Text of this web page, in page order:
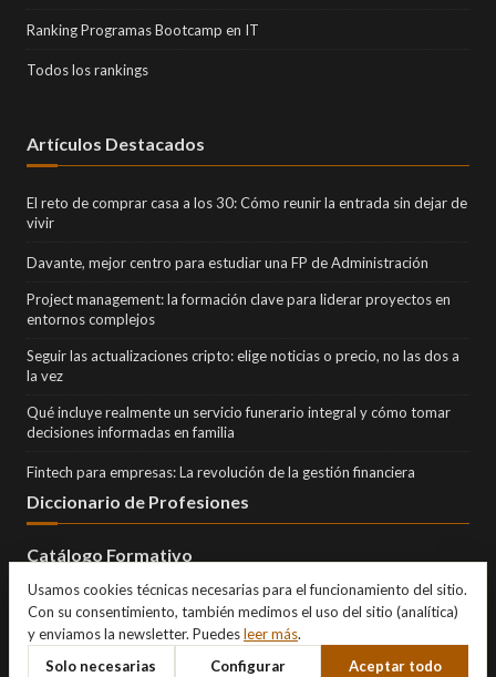
Ranking Programas Bootcamp en IT
Todos los rankings
Artículos Destacados
El reto de comprar casa a los 30: Cómo reunir la entrada sin dejar de
vivir
Davante, mejor centro para estudiar una FP de Administración
Project management: la formación clave para liderar proyectos en
entornos complejos
Seguir las actualizaciones cripto: elige noticias o precio, no las dos a
la vez
Qué incluye realmente un servicio funerario integral y cómo tomar
decisiones informadas en familia
Fintech para empresas: La revolución de la gestión financiera
Diccionario de Profesiones
Catálogo Formativo
Usamos cookies técnicas necesarias para el funcionamiento del sitio.
Con su consentimiento, también medimos el uso del sitio (analítica)
y enviamos la newsletter. Puedesleer más.
Solo necesarias
Configurar Aceptar todo